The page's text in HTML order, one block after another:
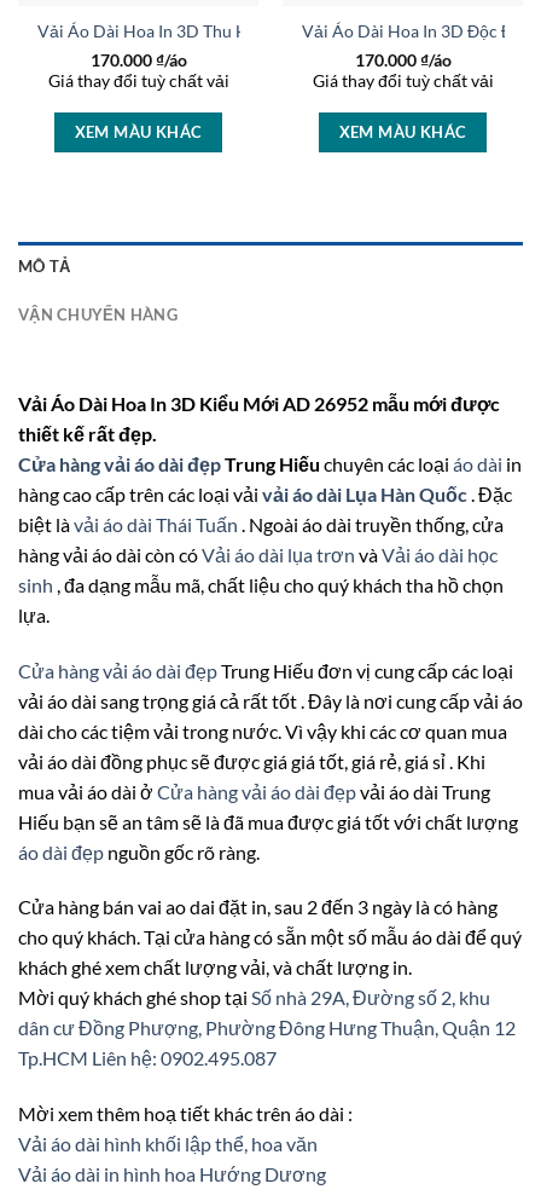
Vải Áo Dài Hoa In 3D Thu Hút AD 46463
170.000₫/áo
Giá thay đổi tuỳ chất vải
XEM MÀU KHÁC
Vải Áo Dài Hoa In 3D Độc Đáo
170.000₫/áo
Giá thay đổi tuỳ chất vải
XEM MÀU KHÁC
AD 46447
MÔ TẢ
VẬN CHUYỂN HÀNG
Vải Áo Dài Hoa In 3D Kiểu Mới AD 26952 mẫu mới được
thiết kế rất đẹp.
Cửa hàng vải áo dài đẹpTrung Hiếu chuyên các loại áo dài in
hàng cao cấp trên các loại vải vải áo dài Lụa Hàn Quốc. Đặc
biệt làvải áo dài Thái Tuấn . Ngoài áo dài truyền thống, cửa
hàng vải áo dài còn cóVải áo dài lụa trơn vàVải áo dài học
sinh , đa dạng mẫu mã, chất liệu cho quý khách tha hồ chọn
lựa.
Cửa hàng vải áo dài đẹpTrung Hiếu đơn vị cung cấp các loại
vải áo dài sang trọng giá cả rất tốt . Đây là nơi cung cấp vải áo
dài cho các tiệm vải trong nước. Vì vậy khi các cơ quan mua
vải áo dài đồng phục sẽ được giá giá tốt, giá rẻ, giá sỉ . Khi
mua vải áo dài ở Cửa hàng vải áo dài đẹpvải áo dài Trung
Hiếu bạn sẽ an tâm sẽ là đã mua được giá tốt với chất lượng
áo dài đẹp nguồn gốc rõ ràng.
Cửa hàng bán vai ao dai đặt in, sau 2 đến 3 ngày là có hàng
cho quý khách. Tại cửa hàng có sẵn một số mẫu áo dài để quý
khách ghé xem chất lượng vải, và chất lượng in.
Mời quý khách ghé shop tại Số nhà 29A, Đường số 2, khu
dân cư Đồng Phượng, Phường Đông Hưng Thuận, Quận 12
Tp.HCM Liên hệ: 0902.495.087
Mời xem thêm hoạ tiết khác trên áo dài :
Vải áo dài hình khối lập thể, hoa văn
Vải áo dài in hình hoa Hướng Dương